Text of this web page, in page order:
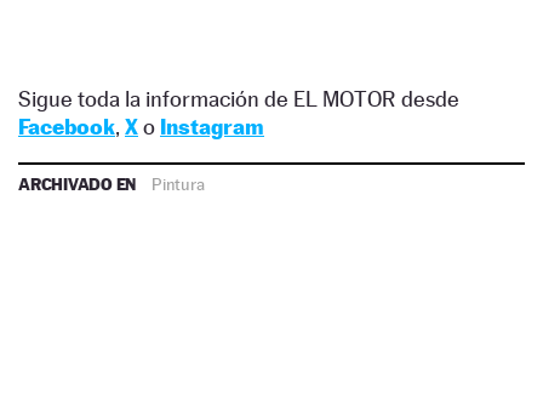
Sigue toda la información de EL MOTOR desde
Facebook, Xo Instagram
ARCHIVADO EN Pintura